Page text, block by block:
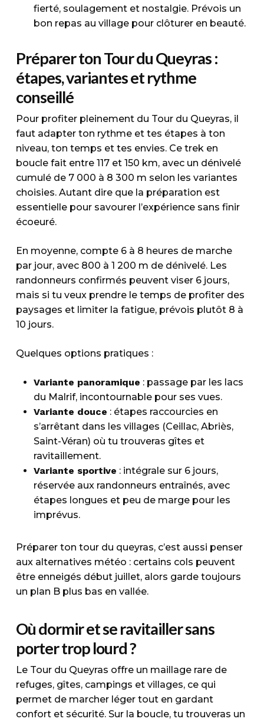
fierté, soulagement et nostalgie. Prévois un
bon repas au village pour clôturer en beauté.
Préparer ton Tour du Queyras :
étapes, variantes et rythme
conseillé
Pour profiter pleinement du Tour du Queyras, il
faut adapter ton rythme et tes étapes à ton
niveau, ton temps et tes envies. Ce trek en
boucle fait entre 117 et 150 km, avec un dénivelé
cumulé de 7 000 à 8 300 m selon les variantes
choisies. Autant dire que la préparation est
essentielle pour savourer l’expérience sans finir
écoeuré.
En moyenne, compte 6 à 8 heures de marche
par jour, avec 800 à 1 200 m de dénivelé. Les
randonneurs confirmés peuvent viser 6 jours,
mais si tu veux prendre le temps de profiter des
paysages et limiter la fatigue, prévois plutôt 8 à
10 jours.
Quelques options pratiques :
Variante panoramique : passage par les lacs
du Malrif, incontournable pour ses vues.
Variante douce : étapes raccourcies en
s’arrêtant dans les villages (Ceillac, Abriès,
Saint-Véran) où tu trouveras gîtes et
ravitaillement.
Variante sportive : intégrale sur 6 jours,
réservée aux randonneurs entraînés, avec
étapes longues et peu de marge pour les
imprévus.
Préparer ton tour du queyras, c’est aussi penser
aux alternatives météo : certains cols peuvent
être enneigés début juillet, alors garde toujours
un plan B plus bas en vallée.
Où dormir et se ravitailler sans
porter trop lourd ?
Le Tour du Queyras offre un maillage rare de
refuges, gîtes, campings et villages, ce qui
permet de marcher léger tout en gardant
confort et sécurité. Sur la boucle, tu trouveras un